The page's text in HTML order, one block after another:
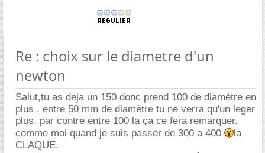
Re : choix sur le diametre d'un
newton
Salut,tu as deja un 150 donc prend 100 de diamètre en
plus , entre 50 mm de diamètre tu ne verra qu'un leger
plus. par contre entre 100 la ça ce fera remarquer.
comme moi quand je suis passer de 300 a 400
la
CLAQUE.